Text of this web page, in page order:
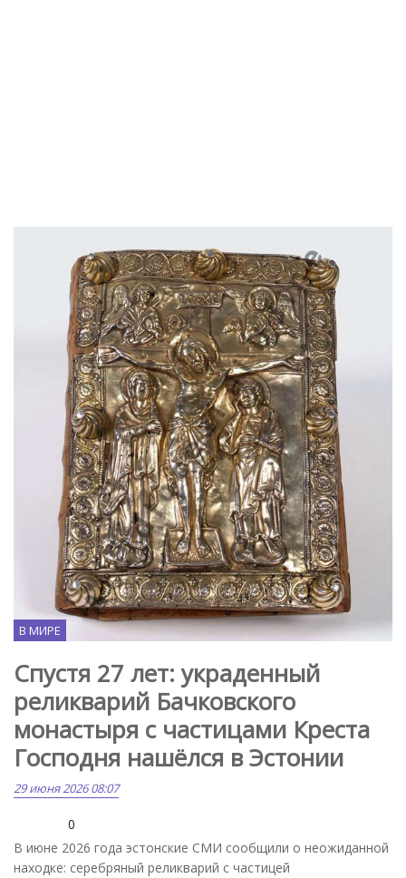
В МИРЕ
Спустя 27 лет: украденный
реликварий Бачковского
монастыря с частицами Креста
Господня нашёлся в Эстонии
29 июня 2026 08:07
0
В июне 2026 года эстонские СМИ сообщили о неожиданной
находке: серебряный реликварий с частицей